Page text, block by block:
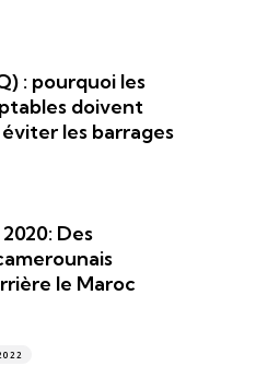
: pourquoi les
doivent
les barrages
Des
le Maroc